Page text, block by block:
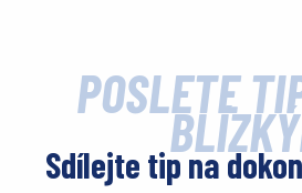
POŠLETE
Sdílejte tip na